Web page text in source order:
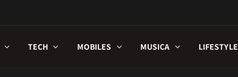
TECH MOBILES MUSICA LIFESTYLE